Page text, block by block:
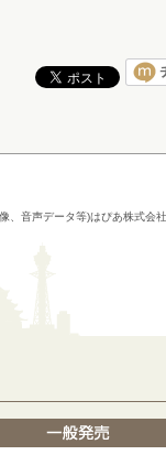
、音声データ等)はぴあ株式会